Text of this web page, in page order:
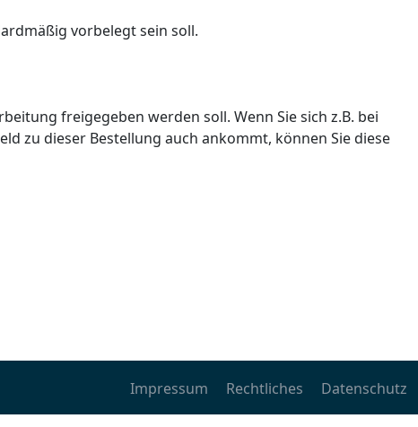
vorbelegt sein soll.
freigegeben werden soll. Wenn Sie sich z.B. bei
zu dieser Bestellung auch ankommt, können Sie diese
Impressum Rechtliches
Datenschutz